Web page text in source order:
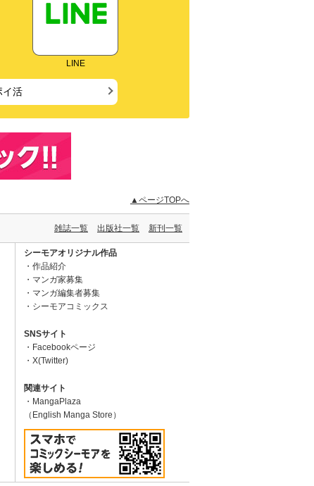
LINE
イ活
▲ページTOPへ
雑誌一覧 出版社一覧 新刊一覧
シーモアオリジナル作品
作品紹介
マンガ家募集
マンガ編集者募集
シーモアコミックス
SNSサイト
Facebookページ
X(Twitter)
関連サイト
MangaPlaza
（English Manga Store）